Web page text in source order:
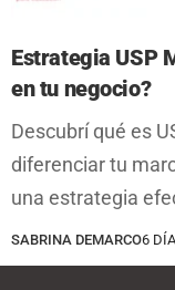
Estrategia USP
en tu negocio?
Descubrí qué es
diferenciar tu
una estrategia
SABRINA DEMARCO6